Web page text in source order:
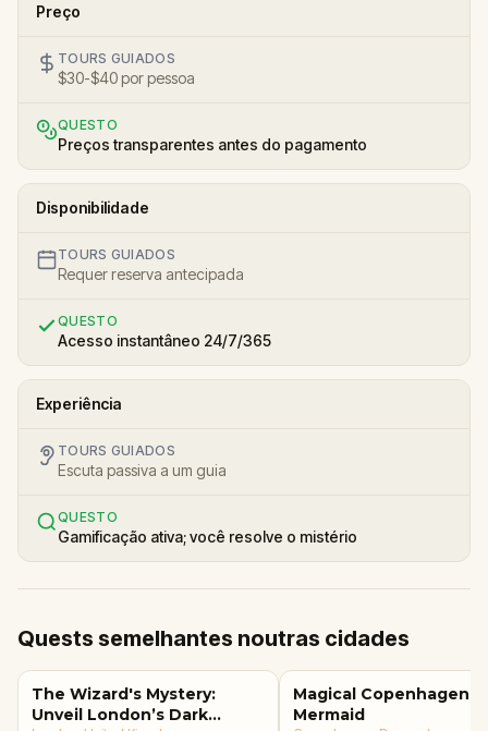
Preço
TOURS GUIADOS
$30-$40 por pessoa
QUESTO
Preços transparentes antes do pagamento
Disponibilidade
TOURS GUIADOS
Requer reserva antecipada
QUESTO
Acesso instantâneo 24/7/365
Experiência
TOURS GUIADOS
Escuta passiva a um guia
QUESTO
Gamificação ativa; você resolve o mistério
Quests semelhantes noutras cidades
The Wizard's Mystery:
Unveil London’s Dark
Magical Copenhagen:
Mermaid